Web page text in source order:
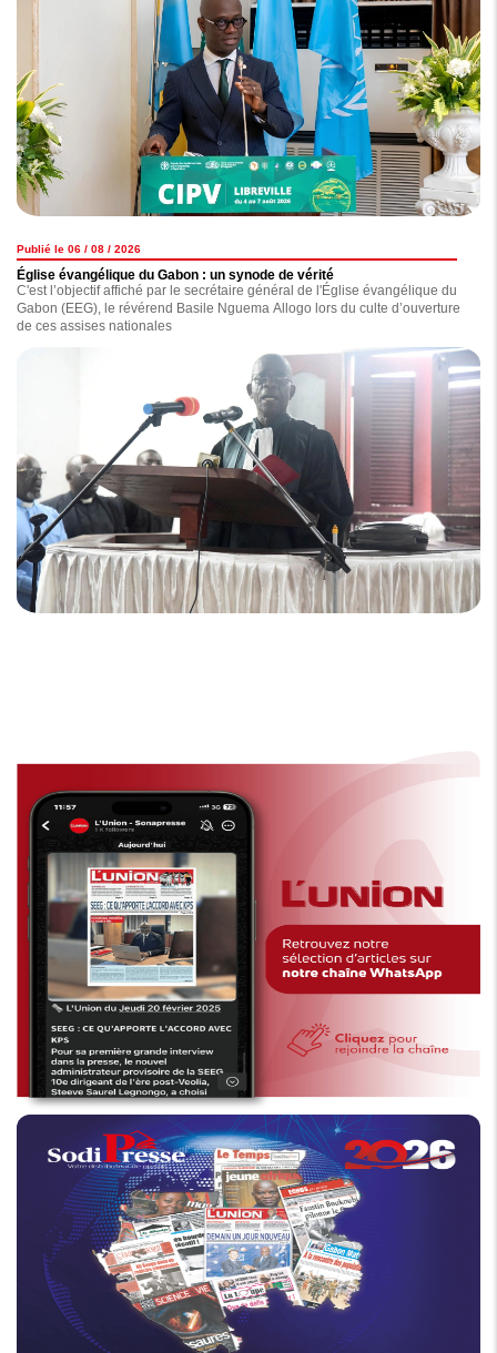
Publié le 06 / 08 / 2026
Église évangélique du Gabon : un synode de vérité
C'est l’objectif affiché par le secrétaire général de l'Église évangélique du
Gabon (EEG), le révérend Basile Nguema Allogo lors du culte d’ouverture
de ces assises nationales